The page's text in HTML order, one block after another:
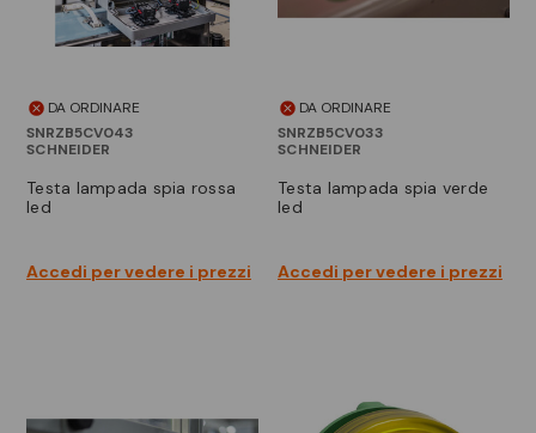
DA ORDINARE
SNRZB5CV043
SCHNEIDER
testa lampada spia rossa
led
Accedi per vedere i prezzi
DA ORDINARE
SNRZB5CV033
SCHNEIDER
testa lampada spia verde
led
Accedi per vedere i prezzi